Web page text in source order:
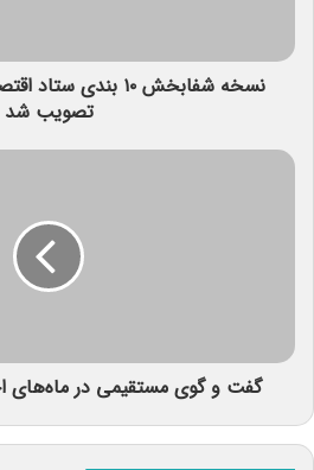
نسخه شفابخش ۱۰
تصویب شد
گفت و گوی مستقیمی در ماه‌های